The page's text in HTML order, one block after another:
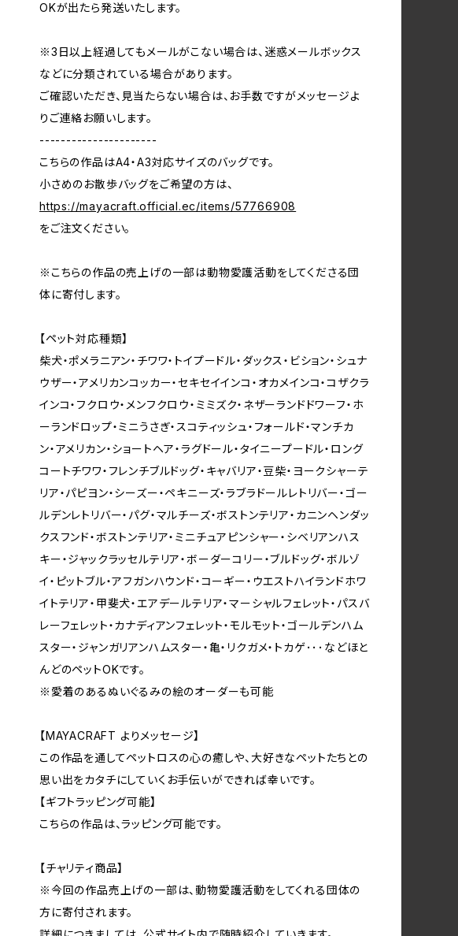
OKが出たら発送いたします。
※3日以上経過してもメールがこない場合は、迷惑メールボックス
などに分類されている場合があります。
ご確認いただき、見当たらない場合は、お手数ですがメッセージよ
りご連絡お願いします。
----------------------
こちらの作品はA4・A3対応サイズのバッグです。
小さめのお散歩バッグをご希望の方は、
https://mayacraft.official.ec/items/57766908
をご注文ください。
※こちらの作品の売上げの一部は動物愛護活動をしてくださる団
体に寄付します。
【ペット対応種類】
柴犬・ポメラニアン・チワワ・トイプードル・ダックス・ビション・シュナ
ウザー・アメリカンコッカー・セキセイインコ・オカメインコ・コザクラ
インコ・フクロウ・メンフクロウ・ミミズク・ネザーランドドワーフ・ホ
ーランドロップ・ミニうさぎ・スコティッシュ・フォールド・マンチカ
ン・アメリカン・ショートヘア・ラグドール・タイニープードル・ロング
コートチワワ・フレンチブルドッグ・キャバリア・豆柴・ヨークシャーテ
リア・パピヨン・シーズー・ペキニーズ・ラブラドールレトリバー・ゴー
ルデンレトリバー・パグ・マルチーズ・ボストンテリア・カニンヘンダッ
クスフンド・ボストンテリア・ミニチュアピンシャー・シベリアンハス
キー・ジャックラッセルテリア・ボーダーコリー・ブルドッグ・ボルゾ
イ・ピットブル・アフガンハウンド・コーギー・ウエストハイランドホワ
イトテリア・甲斐犬・エアデールテリア・マーシャルフェレット・パスバ
レーフェレット・カナディアンフェレット・モルモット・ゴールデンハム
スター・ジャンガリアンハムスター・亀・リクガメ・トカゲ･･･などほと
んどのペットOKです。
※愛着のあるぬいぐるみの絵のオーダーも可能
【MAYACRAFT よりメッセージ】
この作品を通してペットロスの心の癒しや、大好きなペットたちとの
思い出をカタチにしていくお手伝いができれば幸いです。
【ギフトラッピング可能】
こちらの作品は、ラッピング可能です。
【チャリティ商品】
※今回の作品売上げの一部は、動物愛護活動をしてくれる団体の
方に寄付されます。